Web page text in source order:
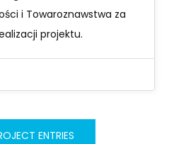
i Towaroznawstwa za
projektu.
ENTRIES